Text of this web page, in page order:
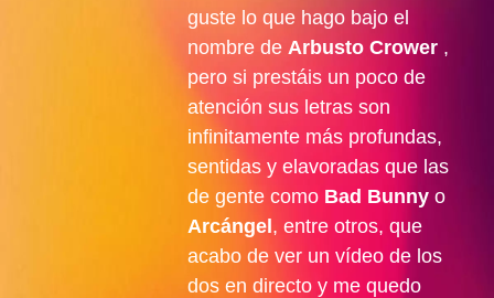
guste lo que hago bajo el
nombre de Arbusto Crower,
pero si prestáis un poco de
atención sus letras son
infinitamente más profundas,
sentidas y elavoradas que las
de gente como Bad Bunnyo
Arcángel, entre otros, que
acabo de ver un vídeo de los
dos en directo y me quedo